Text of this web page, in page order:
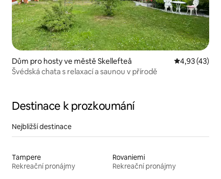
Dům pro hosty ve městě Skellefteå Průměrné
4,93 (43)
Švédská chata s relaxací a saunou v přírodě
Destinace k prozkoumání
Nejbližší destinace
Tampere
Rekreační pronájmy
Rovaniemi
Rekreační pronájmy